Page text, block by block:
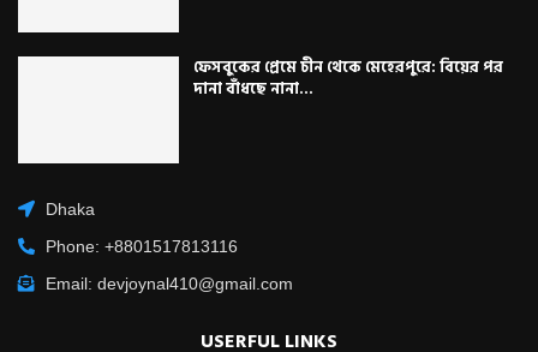
ফেসবুকের প্রেমে চীন থেকে মেহেরপুরে: বিয়ের পর
দানা বাঁধছে নানা...
Dhaka
Phone: +8801517813116
Email: devjoynal410@gmail.com
USERFUL LINKS